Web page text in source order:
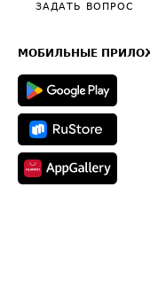
Общие положения
Техническая информация
ЗАДАТЬ ВОПРОС
МОБИЛЬНЫЕ